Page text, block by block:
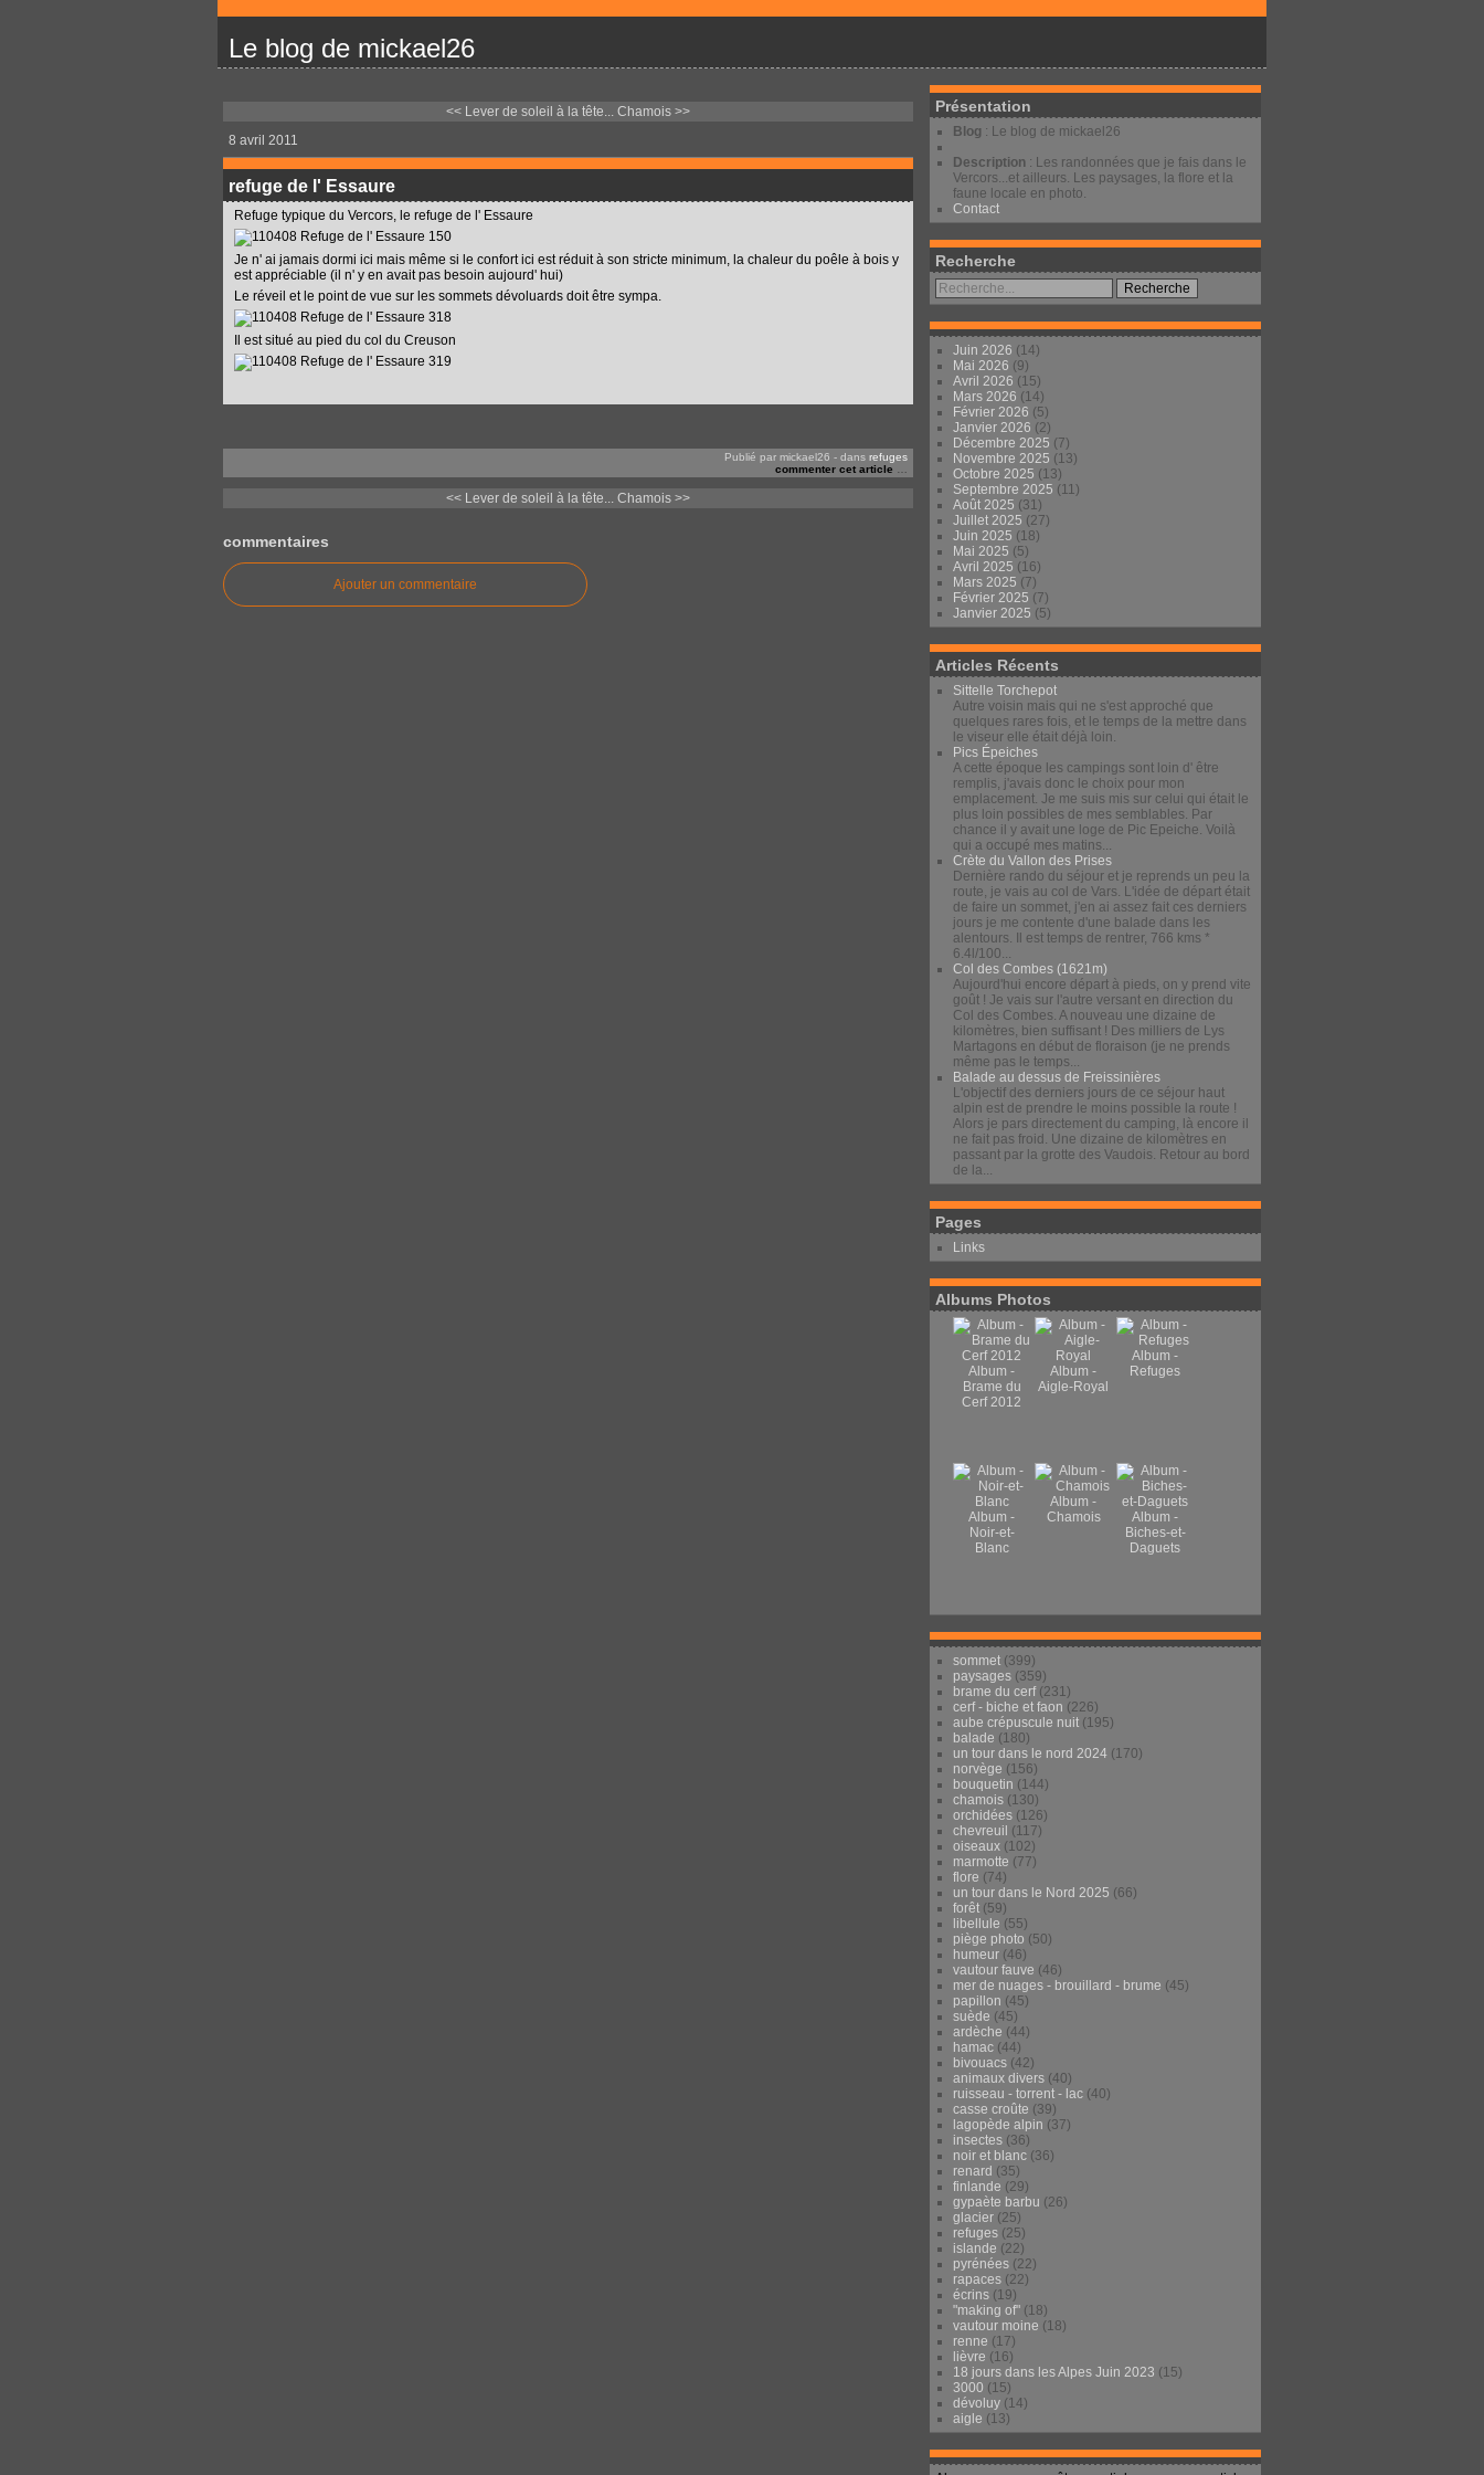
Le blog de mickael26
<< Lever de soleil à la tête... Chamois >>
8 avril 2011
refuge de l' Essaure
Refuge typique du Vercors, le refuge de l' Essaure
Je n' ai jamais dormi ici mais même si le confort ici est réduit à son stricte minimum, la chaleur du poêle à bois y
est appréciable (il n' y en avait pas besoin aujourd' hui)
Le réveil et le point de vue sur les sommets dévoluards doit être sympa.
Il est situé au pied du col du Creuson
Publié par mickael26 - dans refuges
commenter cet article
<< Lever de soleil à la tête... Chamois >>
commentaires
Ajouter un commentaire
Présentation
Blog : Le blog de mickael26
Description : Les randonnées que je fais dans le
Vercors...et ailleurs. Les paysages, la flore et la
faune locale en photo.
Contact
Recherche
Juin 2026 (14)
Mai 2026 (9)
Avril 2026 (15)
Mars 2026 (14)
Février 2026 (5)
Janvier 2026 (2)
Décembre 2025 (7)
Novembre 2025 (13)
Octobre 2025 (13)
Septembre 2025 (11)
Août 2025 (31)
Juillet 2025 (27)
Juin 2025 (18)
Mai 2025 (5)
Avril 2025 (16)
Mars 2025 (7)
Février 2025 (7)
Janvier 2025 (5)
Articles Récents
Sittelle Torchepot
Autre voisin mais qui ne s'est approché que
quelques rares fois, et le temps de la mettre dans
le viseur elle était déjà loin.
Pics Épeiches
A cette époque les campings sont loin d' être
remplis, j'avais donc le choix pour mon
emplacement. Je me suis mis sur celui qui était le
plus loin possibles de mes semblables. Par
chance il y avait une loge de Pic Epeiche. Voilà
qui a occupé mes matins...
Crète du Vallon des Prises
Dernière rando du séjour et je reprends un peu la
route, je vais au col de Vars. L'idée de départ était
de faire un sommet, j'en ai assez fait ces derniers
jours je me contente d'une balade dans les
alentours. Il est temps de rentrer, 766 kms *
6.4l/100...
Col des Combes (1621m)
Aujourd'hui encore départ à pieds, on y prend vite
goût ! Je vais sur l'autre versant en direction du
Col des Combes. A nouveau une dizaine de
kilomètres, bien suffisant ! Des milliers de Lys
Martagons en début de floraison (je ne prends
même pas le temps...
Balade au dessus de Freissinières
L'objectif des derniers jours de ce séjour haut
alpin est de prendre le moins possible la route !
Alors je pars directement du camping, là encore il
ne fait pas froid. Une dizaine de kilomètres en
passant par la grotte des Vaudois. Retour au bord
de la...
Pages
Links
Albums Photos
Album -
Brame du
Cerf 2012
Album -
Aigle-Royal
Album -
Refuges
Album -
Noir-et-
Blanc
Album -
Chamois
Album -
Biches-et-
Daguets
sommet (399)
paysages (359)
brame du cerf(231)
cerf - biche et faon (226)
aube crépuscule nuit (195)
balade (180)
un tour dans le nord 2024 (170)
norvège (156)
bouquetin (144)
chamois (130)
orchidées (126)
chevreuil (117)
oiseaux (102)
marmotte (77)
flore (74)
un tour dans le Nord 2025 (66)
forêt (59)
libellule (55)
piège photo (50)
humeur (46)
vautour fauve (46)
mer de nuages - brouillard - brume (45)
papillon (45)
suède (45)
ardèche (44)
hamac (44)
bivouacs (42)
animaux divers (40)
ruisseau - torrent - lac (40)
casse croûte (39)
lagopède alpin (37)
insectes (36)
noir et blanc (36)
renard (35)
finlande (29)
gypaète barbu (26)
glacier (25)
refuges (25)
islande (22)
pyrénées (22)
rapaces (22)
écrins (19)
"making of" (18)
vautour moine (18)
renne (17)
lièvre (16)
18 jours dans les Alpes Juin 2023 (15)
3000 (15)
dévoluy (14)
aigle (13)